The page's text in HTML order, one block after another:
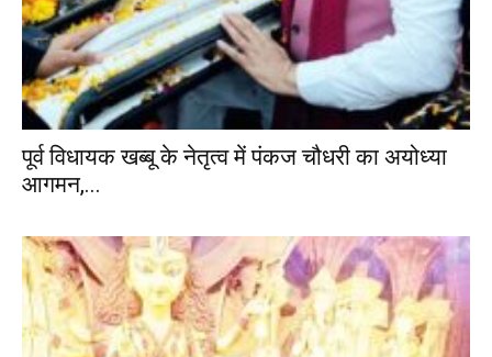
पूर्व विधायक खब्बू के नेतृत्व में पंकज चौधरी का अयोध्या
आगमन,...